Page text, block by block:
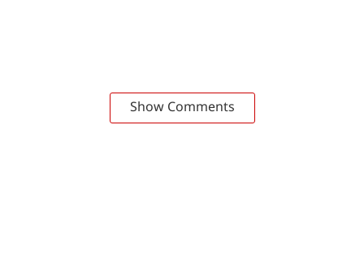
Show Comments